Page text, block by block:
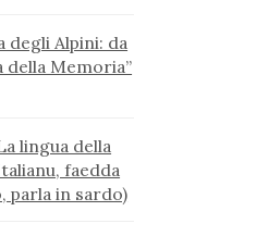
degli Alpini: da
della Memoria”
lingua della
faedda
parla in sardo)